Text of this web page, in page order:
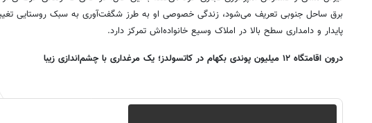
برق ساحل جنوبی تعریف می‌شود، زندگی خصوصی او به طرز شگفت‌آوری به سبک روستایی
پایدار و دامداری سطح بالا در املاک وسیع خانواده‌اش تمرکز دارد.
درون اقامتگاه ۱۲ میلیون پوندی بکهام در کاتسولدز؛ یک مرغداری با چشم‌اندازی زیبا